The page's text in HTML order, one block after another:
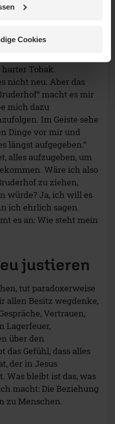
Cookies
harter Tobak.
nicht neu. Aber das
macht es mir
mich dazu
Im Geiste sehe
Dinge vor mir und
längst aufgegeben.“
alles aufzugeben, um
Wäre ich also
zu ziehen,
würde? Ja, ich will es
ich ehrlich sagen.
es an: Wie steht mein
justieren
tut paradoxerweise
allen Besitz wegdenke,
Vertrauen,
Lagerfeuer,
über den
das Gefühl, dass alles
der in Jesus
Was bleibt ist das, was
macht: Die Beziehung
zu Menschen.